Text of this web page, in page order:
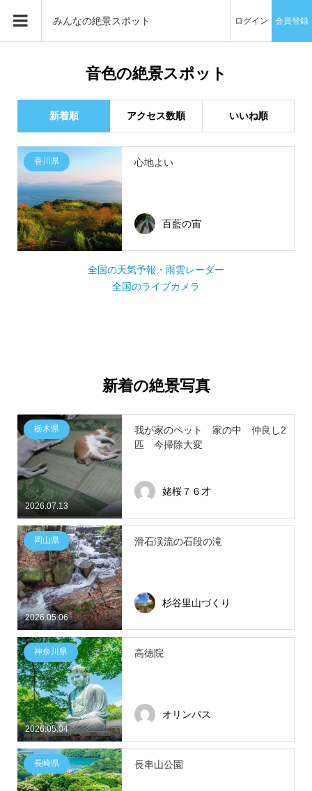
みんなの絶景スポット ログイン 会員登録
音色の絶景スポット
新着順 アクセス数順 いいね順
香川県 心地よい
百藍の宙
全国の天気予報・雨雲レーダー
全国のライブカメラ
新着の絶景写真
2026.07.13
栃木県
我が家のペット 家の中 仲良し2
匹 今掃除大変
姥桜７６才
2026.05.06
岡山県 滑石渓流の石段の滝
杉谷里山づくり
2026.05.04
神奈川県 高徳院
オリンパス
長崎県 長串山公園